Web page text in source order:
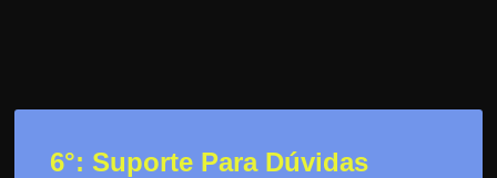
6°: Suporte Para Dúvidas